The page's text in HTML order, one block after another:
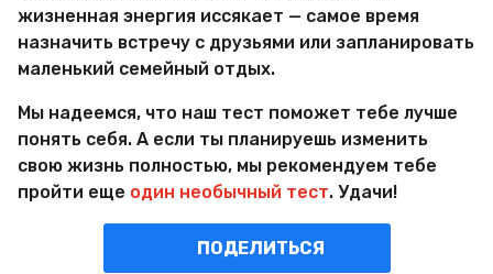
жизненная энергия иссякает — самое время
назначить встречу с друзьями или запланировать
маленький семейный отдых.
Мы надеемся, что наш тест поможет тебе лучше
понять себя. А если ты планируешь изменить
свою жизнь полностью, мы рекомендуем тебе
пройти еще один необычный тест. Удачи!
ПОДЕЛИТЬСЯ